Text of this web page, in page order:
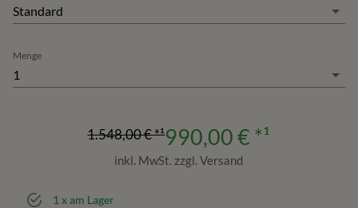
Standard
Menge
1
1.548,00 €*¹990,00 € *¹
inkl. MwSt. zzgl. Versand
1x am Lager